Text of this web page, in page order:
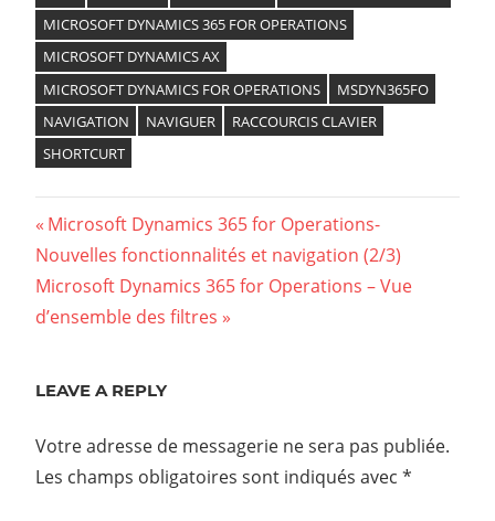
MICROSOFT DYNAMICS 365 FOR OPERATIONS
MICROSOFT DYNAMICS AX
MICROSOFT DYNAMICS FOR OPERATIONS
MSDYN365FO
NAVIGATION
NAVIGUER
RACCOURCIS CLAVIER
SHORTCURT
Navigation
de
Previous
Post:
Microsoft Dynamics 365 for Operations-
Nouvelles fonctionnalités et navigation (2/3)
Next
Post:
Microsoft Dynamics 365 for Operations – Vue
d’ensemble des filtres
LEAVE A REPLY
Votre adresse de messagerie ne sera pas publiée.
Les champs obligatoires sont indiqués avec *